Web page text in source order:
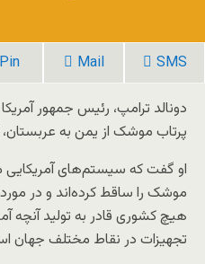
Pin Mail SMS
دونالد ترامپ، رئیس جمهور
پرتاب موشک از یمن به عربستان،
او گفت که سیستم‌های
موشک را ساقط کرده‌اند و در مورد
هیچ کشوری قادر به تولید آنچه
تجهیزات در نقاط مختلف جهان